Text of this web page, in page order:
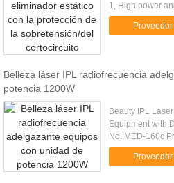
1, High power
Working under
Excellent
Belleza láser IPL radiofrecuencia
potencia 1200W
Beauty IPL
Equipment with
No.:MED-160c
Principle:
revolutionary